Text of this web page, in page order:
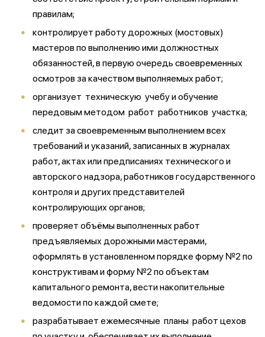
правилам;
контролирует работу дорожных (мостовых)
мастеров по выполнению ими должностных
обязанностей, в первую очередь своевременных
осмотров за качеством выполняемых работ;
организует техническую учебу и обучение
передовым методом работ работников участка;
следит за своевременным выполнением всех
требований и указаний, записанных в журналах
работ, актах или предписаниях технического и
авторского надзора, работников государственного
контроля и других представителей
контролирующих органов;
проверяет объёмы выполненных работ
предъявляемых дорожными мастерами,
оформлять в установленном порядке форму №2 по
конструктивам и форму №2 по объектам
капитального ремонта, вести накопительные
ведомости по каждой смете;
разрабатывает ежемесячные планы работ цехов